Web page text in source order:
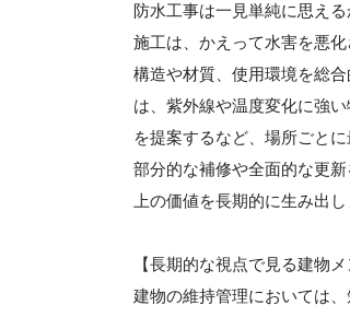
防水工事は一見単純に思え
施工は、かえって水害を悪
構造や材質、使用環境を総
は、紫外線や温度変化に強
を提案するなど、場所ごと
部分的な補修や全面的な更
上の価値を長期的に生み出し
【長期的な視点で見る建物
建物の維持管理においては